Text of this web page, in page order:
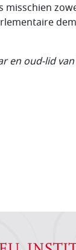
misschien
en oud-lid